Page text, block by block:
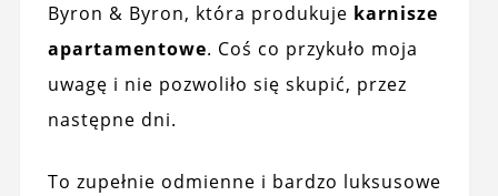
Byron & Byron, która produkuje karnisze
apartamentowe. Coś co przykuło moja
uwagę i nie pozwoliło się skupić, przez
następne dni.
To zupełnie odmienne i bardzo luksusowe